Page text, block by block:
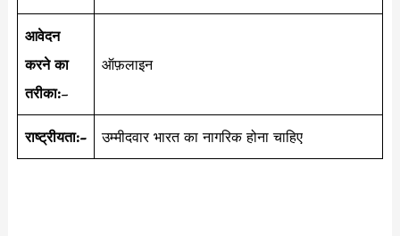
आवेदन
करने का
तरीका:–
ऑफ़लाइन
राष्ट्रीयता:- उम्मीदवार भारत का नागरिक होना चाहिए